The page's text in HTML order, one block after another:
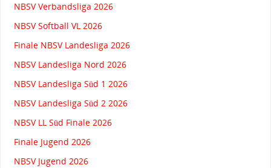
NBSV Verbandsliga 2026
NBSV Softball VL 2026
Finale NBSV Landesliga 2026
NBSV Landesliga Nord 2026
NBSV Landesliga Süd 1 2026
NBSV Landesliga Süd 2 2026
NBSV LL Süd Finale 2026
Finale Jugend 2026
NBSV Jugend 2026